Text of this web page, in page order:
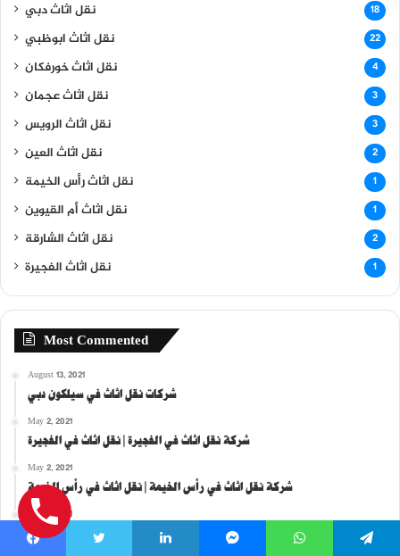
نقل اثاث دبي 18
نقل اثاث ابوظبي 22
نقل اثاث خورفكان 4
نقل اثاث عجمان 3
نقل اثاث الرويس 3
نقل اثاث العين 2
نقل اثاث رأس الخيمة 1
نقل اثاث أم القيوين 1
نقل اثاث الشارقة 2
نقل اثاث الفجيرة 1
Most Commented
August 13, 2021
شركات نقل اثاث في سيلكون دبي
May 2, 2021
شركة نقل اثاث في الفجيرة | نقل اثاث في الفجيرة
May 2, 2021
شركة نقل اثاث في رأس الخيمة | نقل اثاث في رأس الخيمة
May 2, 2021
شركة نقل اثاث في أم القيوين | نقل اثاث في أم القيوين